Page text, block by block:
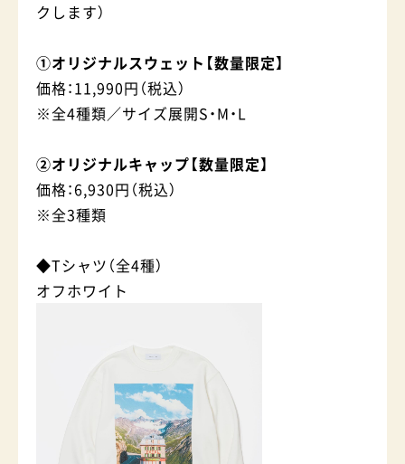
クします）
①オリジナルスウェット【数量限定】
価格：11,990円（税込）
※全4種類／サイズ展開S・M・L
②オリジナルキャップ【数量限定】
価格：6,930円（税込）
※全3種類
◆Tシャツ（全4種）
オフホワイト